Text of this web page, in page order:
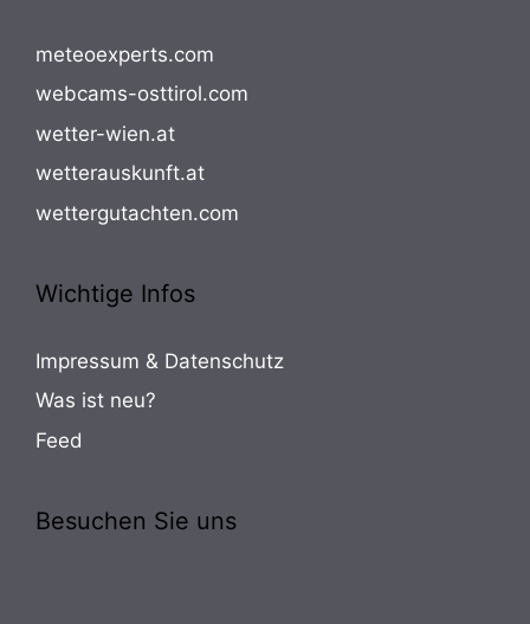
meteoexperts.com
webcams-osttirol.com
wetter-wien.at
wetterauskunft.at
wettergutachten.com
Wichtige Infos
Impressum & Datenschutz
Was ist neu?
Feed
Besuchen Sie uns